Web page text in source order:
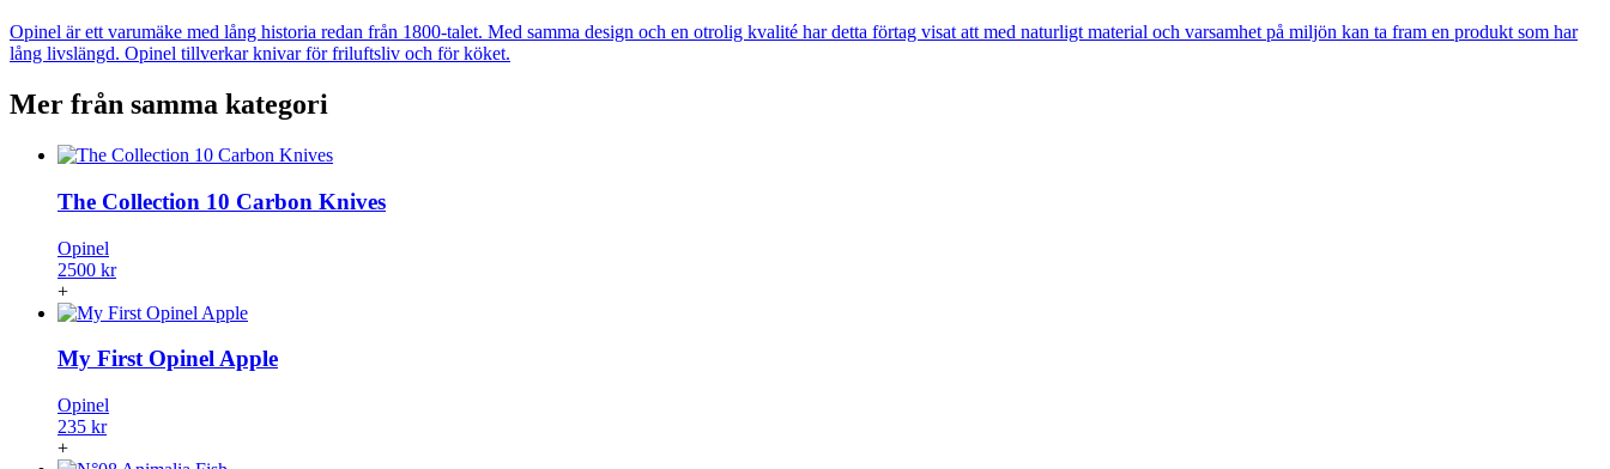
Opinel är ett varumäke med lång historia redan från 1800-talet. Med samma design och en otrolig kvalité har detta förtag visat att med naturligt material och varsamhet på miljön kan ta fram en produkt som har
lång livslängd. Opinel tillverkar knivar för friluftsliv och för köket.
Mer från samma kategori
The Collection 10 Carbon Knives
Opinel
2500 kr
+
My First Opinel Apple
Opinel
235 kr
+